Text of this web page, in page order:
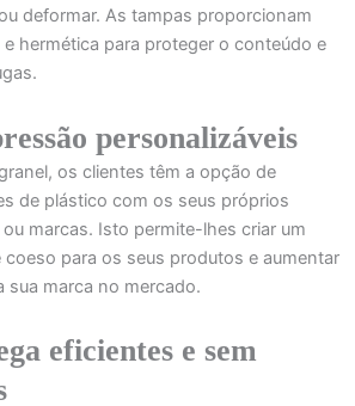
deformar. As tampas proporcionam
hermética para proteger o conteúdo e
personalizáveis
os clientes têm a opção de
de plástico com os seus próprios
marcas. Isto permite-lhes criar um
para os seus produtos e aumentar
marca no mercado.
eficientes e sem